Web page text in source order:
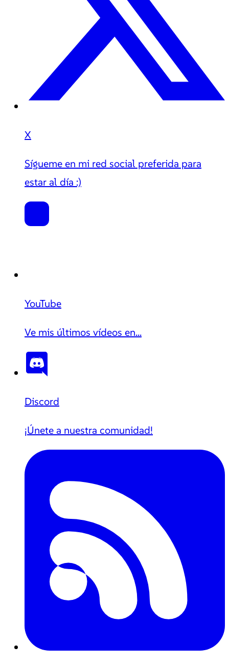
X
Sígueme en mi red social preferida para
estar al día :)
YouTube
Ve mis últimos vídeos en...
Discord
¡Únete a nuestra comunidad!